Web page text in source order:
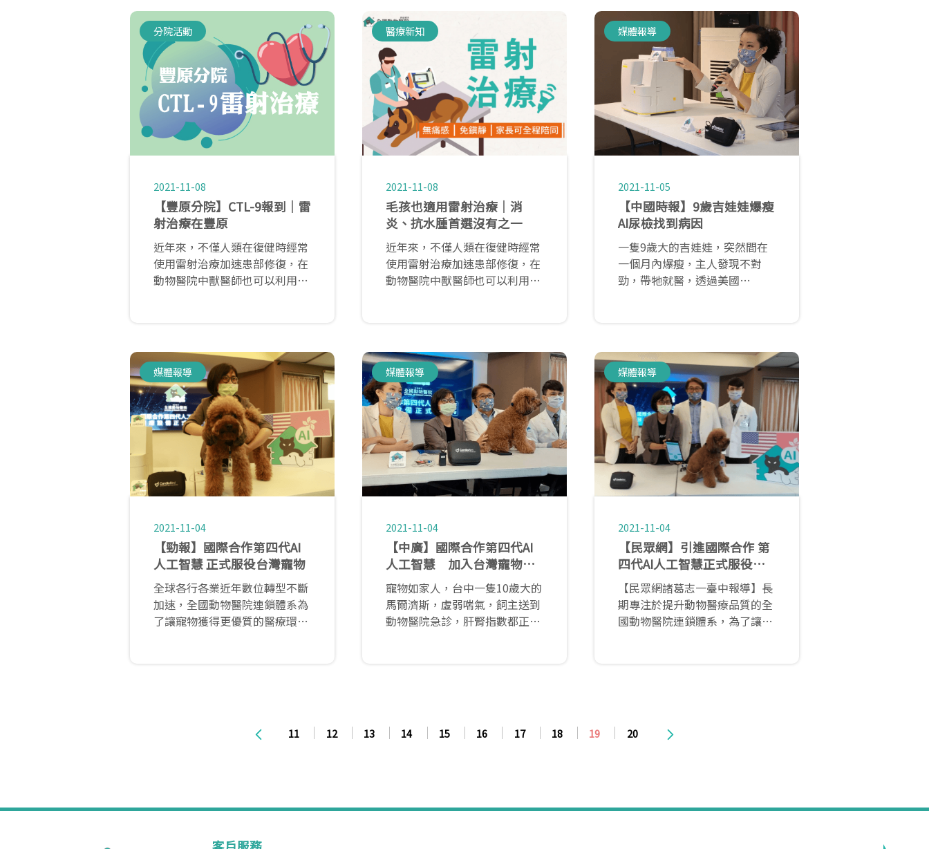
搭配大數據分析，不僅大幅縮減
檢測時間，還能及早對症下藥，
避免病情惡化。
別注意了！
少，問題也逐一顯現。
分院活動
2021-11-08
【豐原分院】CTL-9報到│雷
射治療在豐原
近年來，不僅人類在復健時經常
使用雷射治療加速患部修復，在
動物醫院中獸醫師也可以利用此
速度加快，使毛孩的術後癒合時
間縮短，除此之外也可減輕術後
疼痛感，並且有消炎、抗水腫之
作用。
醫療新知
2021-11-08
毛孩也適用雷射治療│消
炎、抗水腫首選沒有之一
近年來，不僅人類在復健時經常
使用雷射治療加速患部修復，在
動物醫院中獸醫師也可以利用此
媒體報導
2021-11-05
【中國時報】9歲吉娃娃爆瘦
AI尿檢找到病因
一隻9歲大的吉娃娃，突然間在
一個月內爆瘦，主人發現不對
勁，帶牠就醫，透過美國
國動物醫院啟動國際合作第四代
人工智慧醫療，利用AI科技的協
助達到更快速、精確的診斷，也
讓毛小孩獲得更妥善的醫療服
務。
媒體報導
2021-11-04
【勁報】國際合作第四代AI
人工智慧 正式服役台灣寵物
全球各行各業近年數位轉型不斷
加速，全國動物醫院連鎖體系為
了讓寵物獲得更優質的醫療環
整合，終於在今年率先達成在台
補上長期以來被遺漏的例行心臟
媒體報導
2021-11-04
【中廣】國際合作第四代AI
人工智慧 加入台灣寵物醫
療
寵物如家人，台中一隻10歲大的
馬爾濟斯，虛弱喘氣，飼主送到
動物醫院急診，肝腎指數都正
媒體報導
2021-11-04
【民眾網】引進國際合作 第
四代AI人工智慧正式服役台
灣寵物醫療
【民眾網諸葛志一臺中報導】長
期專注於提升動物醫療品質的全
國動物醫院連鎖體系，為了讓寵
11 12 13 14 15 16 17 18 19 20